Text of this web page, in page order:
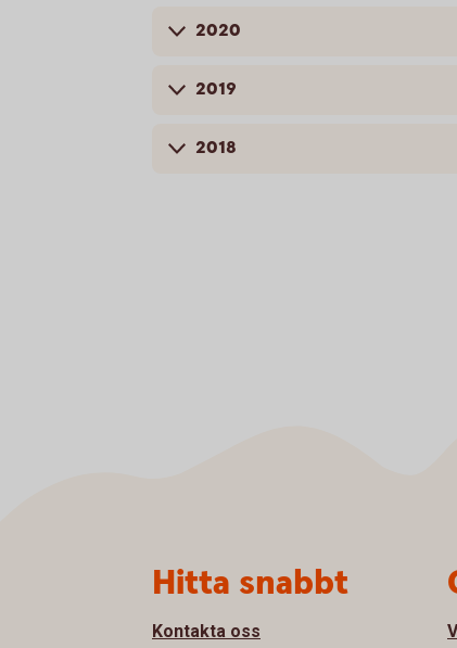
2020
2019
2018
Hitta snabbt
Kontakta oss